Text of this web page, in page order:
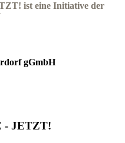
ist eine Initiative der
gGmbH
- JETZT!